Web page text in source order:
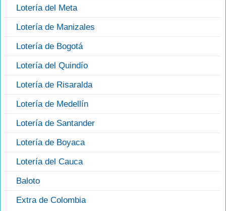
Lotería del Meta
Lotería de Manizales
Lotería de Bogotá
Lotería del Quindío
Lotería de Risaralda
Lotería de Medellín
Lotería de Santander
Lotería de Boyaca
Lotería del Cauca
Baloto
Extra de Colombia